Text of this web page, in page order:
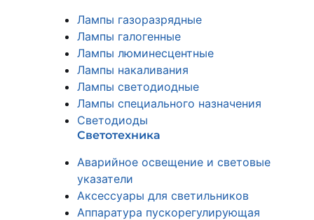
Лампы газоразрядные
Лампы галогенные
Лампы люминесцентные
Лампы накаливания
Лампы светодиодные
Лампы специального назначения
Светодиоды
Светотехника
Аварийное освещение и световые
указатели
Аксессуары для светильников
Аппаратура пускорегулирующая